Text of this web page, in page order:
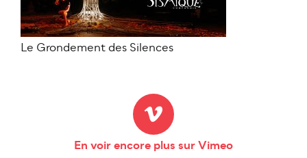
Le Grondement des Silences
En voir encore plus sur Vimeo